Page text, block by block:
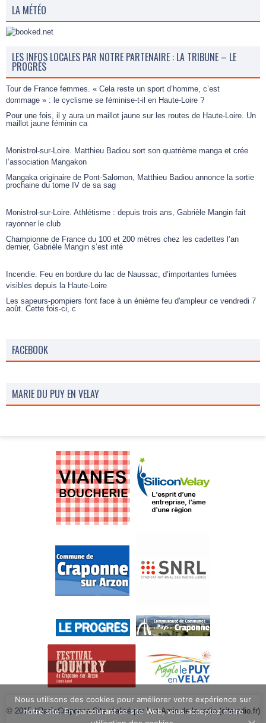
LA MÉTÉO
LES INFOS LOCALES PAR NOTRE PARTENAIRE : LA TRIBUNE – LE
PROGRÈS
Tour de France femmes. « Cela reste un sport d’homme, c’est
dommage » : le cyclisme se féminise-t-il en Haute-Loire ?
Pour une fois, il y aura un maillot jaune sur les routes de Haute-Loire. Un
maillot jaune féminin ca
Monistrol-sur-Loire. Matthieu Badiou sort son quatrième manga et crée
l’association Mangakon
Mangaka originaire de Pont-Salomon, Matthieu Badiou annonce la sortie
prochaine du tome IV de sa sag
Monistrol-sur-Loire. Athlétisme : depuis trois ans, Gabrièle Mangin fait
rayonner le club
Championne de France du 100 et 200 mètres chez les cadettes l’an
dernier, Gabrièle Mangin s’est inté
Incendie. Feu en bordure du lac de Naussac, d’importantes fumées
visibles depuis la Haute-Loire
Les sapeurs-pompiers font face à un énième feu d'ampleur ce vendredi 7
août. Cette fois-ci, c
FACEBOOK
MARIE DU PUY EN VELAY
© 2015 #RadioCraponne Site réalisé par Les Amis de la radio (citeradio.fr)
Nous utilisons des cookies pour améliorer votre expérience sur
notre site. En parcourant ce site Web, vous acceptez notre